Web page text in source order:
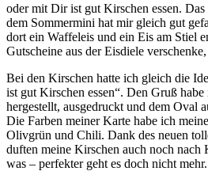
oder mit Dir ist gut Kirschen essen.
dem Sommermini hat mir gleich gut
dort ein Waffeleis und ein Eis am Stiel
Gutscheine aus der Eisdiele
Bei den Kirschen hatte ich gleich die
ist gut Kirschen essen“. Den Gruß
hergestellt, ausgedruckt und dem Oval
Die Farben meiner Karte habe ich
Olivgrün und Chili. Dank des neuen
duften meine Kirschen auch noch nach
was – perfekter geht es doch nicht